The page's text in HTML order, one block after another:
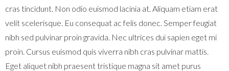
cras tincidunt. Non odio euismod lacinia at. Aliquam etiam erat
velit scelerisque. Eu consequat ac felis donec. Semper feugiat
nibh sed pulvinar proin gravida. Nec ultrices dui sapien eget mi
proin. Cursus euismod quis viverra nibh cras pulvinar mattis.
Eget aliquet nibh praesent tristique magna sit amet purus